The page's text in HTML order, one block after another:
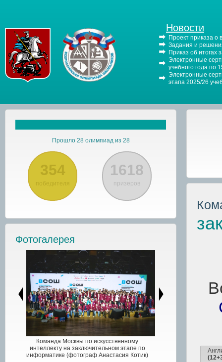
Новости
Проект приказа о
Задания и
Приказ об итогах
Электронные
учебного года по
Электронные
этапа 2025/26
Прошло 28 олимпиад из 28
354
победителя
1618
призеров
Фотогалерея
Команда Москвы по искусственному
интеллекту на заключительном этапе по
информатике (фотограф Анастасия Котик)